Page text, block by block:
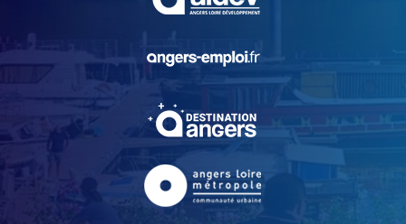
, Ouvre une nouvelle
, Ouvre une nouvelle